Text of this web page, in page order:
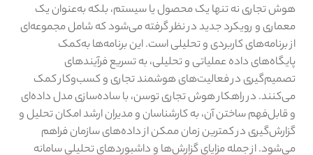
هوش تجاری نه تنها یک محصول یا سیستم، بلکه به‌عنوان یک
معماری و رویکرد جدید در نظر گرفته می‌شود که شامل مجموعه‌ای
از برنامه‌های کاربردی و تحلیلی است. این برنامه‌ها به‌کمک
پایگاه‌های داده عملیاتی و تحلیلی، به تسریع فرآیندهای
تصمیم‌گیری در فعالیت‌های هوشمند تجاری و کسب‌وکار کمک
می‌کنند. در راهکار هوش تجاری توسن، با ساده‌سازی مدل داده‌ای
و قابل‌فهم ساختن آن، به کارشناسان و مدیران ارشد امکان تحلیل و
گزارش‌گیری در کمترین زمان ممکن از داده‌های سازمان فراهم
می‌شود. از جمله مزایای گزارش‌ها و داشبوردهای تحلیلی سامانه